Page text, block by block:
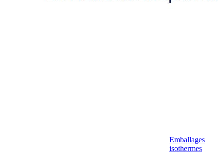
Emballages
isothermes